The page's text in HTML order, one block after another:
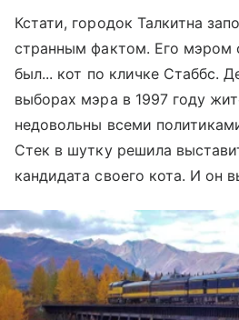
Кстати, городок Талкитна
странным фактом. Его мэром
был... кот по кличке Стаббс.
выборах мэра в 1997 году
недовольны всеми
Стек в шутку решила
кандидата своего кота. И он